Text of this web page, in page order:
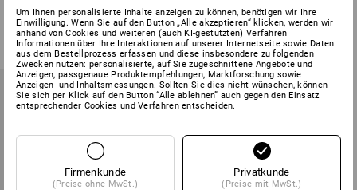
Variante
59,88 €
(m. MwSt.)
1 Variante
ab 3,95 €
(m. MwSt.) ab 10 Stück
Um Ihnen personalisierte Inhalte anzeigen zu können, benötigen wir Ihre
Einwilligung. Wenn Sie auf den Button „Alle akzeptieren“ klicken, werden wir
anhand von Cookies und weiteren (auch KI-gestützten) Verfahren
Informationen über Ihre Interaktionen auf unserer Internetseite sowie Daten
aus dem Bestellprozess erfassen und diese insbesondere zu folgenden
Zwecken nutzen: personalisierte, auf Sie zugeschnittene Angebote und
Anzeigen, passgenaue Produktempfehlungen, Marktforschung sowie
Anzeigen- und Inhaltsmessungen. Sollten Sie dies nicht wünschen, können
Sie sich per Klick auf den Button “Alle ablehnen” auch gegen den Einsatz
entsprechender Cookies und Verfahren entscheiden.
Firmenkunde
(Preise ohne MwSt.)
Privatkunde
(Preise mit MwSt.)